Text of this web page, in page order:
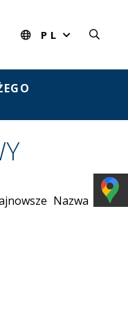
PL
Nazwa